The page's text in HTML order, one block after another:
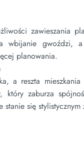
zawieszania
wbijanie gwoździ,
planowania.
a reszta mieszkania
który zaburza
się stylistycznym